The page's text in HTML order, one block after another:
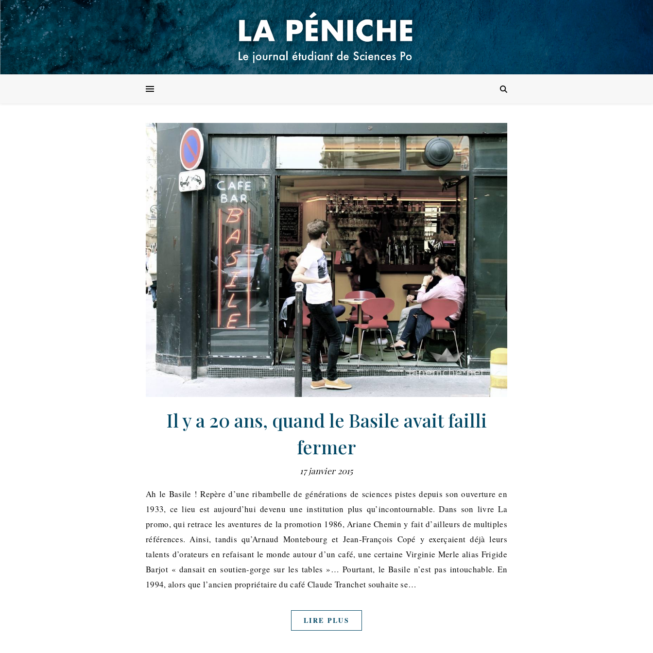
Il y a 20 ans, quand le Basile avait failli
fermer
17 janvier 2015
Ah le Basile ! Repère d’une ribambelle de générations de sciences pistes depuis son ouverture en
1933, ce lieu est aujourd’hui devenu une institution plus qu’incontournable. Dans son livre La
promo, qui retrace les aventures de la promotion 1986, Ariane Chemin y fait d’ailleurs de multiples
références. Ainsi, tandis qu’Arnaud Montebourg et Jean-François Copé y exerçaient déjà leurs
talents d’orateurs en refaisant le monde autour d’un café, une certaine Virginie Merle alias Frigide
Barjot « dansait en soutien-gorge sur les tables »… Pourtant, le Basile n’est pas intouchable. En
1994, alors que l’ancien propriétaire du café Claude Tranchet souhaite se…
LIRE PLUS